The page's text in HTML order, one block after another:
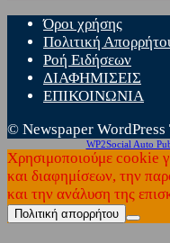
Όροι χρήσης
Πολιτική
Ροή Ειδήσεων
ΔΙΑΦΗΜΙΣΕΙΣ
ΕΠΙΚΟΙΝΩΝΙΑ
© Newspaper
WP2Social Auto
Χρησιμοποιούμε cookie
και διαφημίσεων, την
και την ανάλυση της
Πολιτική απορρήτου